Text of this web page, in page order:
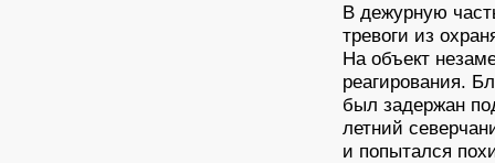
В дежурную
тревоги из
На объект
реагирования.
был задержан
летний
и попытался